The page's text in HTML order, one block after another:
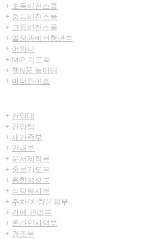
+ 초등비전스쿨
+ 중등비전스쿨
+ 고등비전스쿨
+ 열정과비전청년부
+ 어와나
+ MIP 기도회
+ 책N꿈 놀이터
+ 마더와이즈
+ 찬양대
+ 찬양팀
+ 새가족부
+ 안내부
+ 문서제작부
+ 중보기도부
+ 음향영상부
+ 식당봉사부
+ 주차/차량운행부
+ 카페 관리부
+ 온라인사역부
+ 경조부